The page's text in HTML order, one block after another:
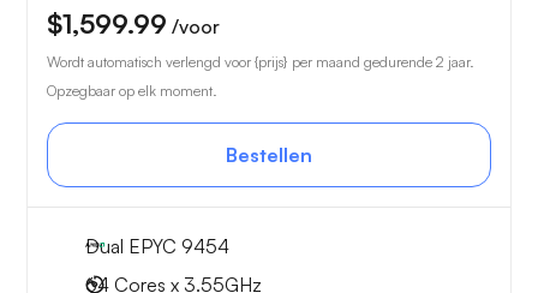
$1,599.99 /voor
Wordt automatisch verlengd voor {prijs} per maand gedurende 2 jaar.
Opzegbaar op elk moment.
Bestellen
Dual EPYC 9454
64 Cores x 3.55GHz